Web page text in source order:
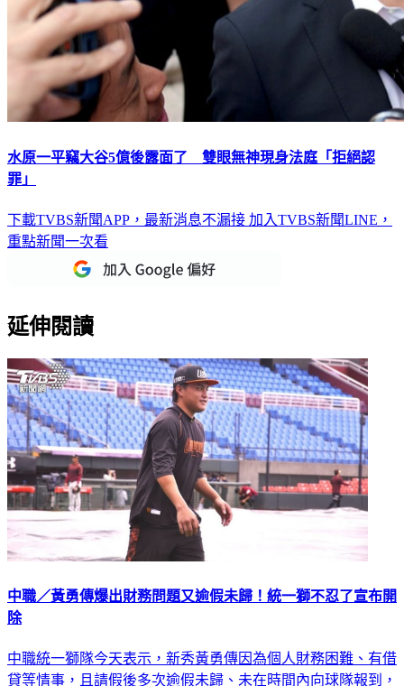
水原一平竊大谷5億後露面了 雙眼無神現身法庭「拒絕認
罪」
下載TVBS新聞APP，最新消息不漏接 加入TVBS新聞LINE，
重點新聞一次看
延伸閱讀
中職／黃勇傳爆出財務問題又逾假未歸！統一獅不忍了宣布開
除
中職統一獅隊今天表示，新秀黃勇傳因為個人財務困難、有借
貸等情事，且請假後多次逾假未歸、未在時間內向球隊報到，